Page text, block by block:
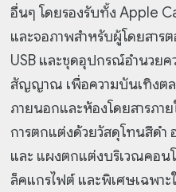
อื่นๆ โดยรองรับทั้ง Apple
และจอภาพสำหรับผู้โดยสาร
USB และชุดอุปกรณ์อำนวยค
สัญญาณ เพื่อความบันเทิงต
ภายนอกและห้องโดยสารภา
การตกแต่งด้วยวัสดุโทนสีด
และ แผงตกแต่งบริเวณคอน
ล็คแกรไฟต์ และพิเศษเฉพาะ